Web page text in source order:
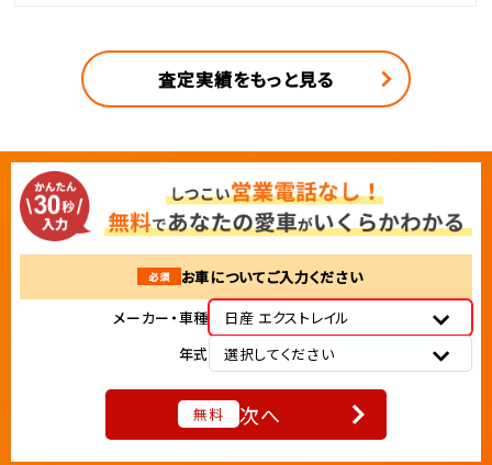
査定実績をもっと見る
必須
お車についてご入力ください
メーカー・車種
日産 エクストレイル
年式
選択してください
無料 次へ